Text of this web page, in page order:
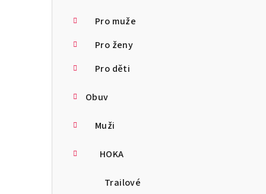
Pro muže
Pro ženy
Pro děti
Obuv
Muži
HOKA
Trailové